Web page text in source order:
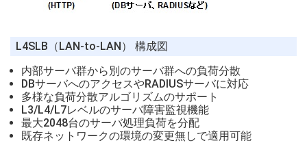
L4SLB（LAN-to-LAN） 構成図
内部サーバ群から別のサーバ群への負荷分散
DBサーバへのアクセスやRADIUSサーバに対応
多様な負荷分散アルゴリズムのサポート
L3/L4/L7レベルのサーバ障害監視機能
最大2048台のサーバ処理負荷を分配
既存ネットワークの環境の変更無しで適用可能